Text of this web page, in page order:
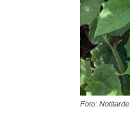
Foto: Notitarde